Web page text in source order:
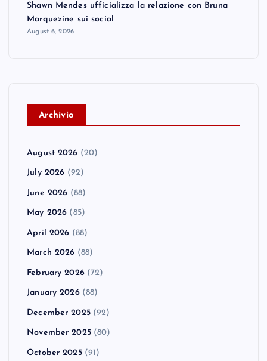
Shawn Mendes ufficializza la relazione con Bruna
Marquezine sui social
August 6, 2026
Archivio
August 2026 (20)
July 2026 (92)
June 2026 (88)
May 2026 (85)
April 2026 (88)
March 2026 (88)
February 2026(72)
January 2026(88)
December 2025(92)
November 2025(80)
October 2025(91)